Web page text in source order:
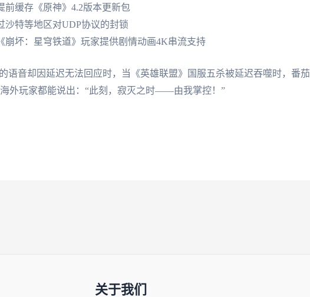
前缓存《原神》4.2版本更新包
沙特等地区对UDP协议的封锁
崩坏：星穹铁道》玩家提供剧情动画4K串流支持
语音却因延迟无法回应时，当《英雄联盟》国服五杀被延迟吞噬时，番茄
外玩家都能说出：“此刻，寂灭之时——由我掌控！”
关于我们